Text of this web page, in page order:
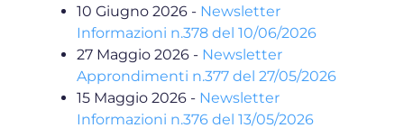
10 Giugno 2026 - Newsletter
Informazioni n.378 del 10/06/2026
27 Maggio 2026 - Newsletter
Approndimenti n.377 del 27/05/2026
15 Maggio 2026 - Newsletter
Informazioni n.376 del 13/05/2026